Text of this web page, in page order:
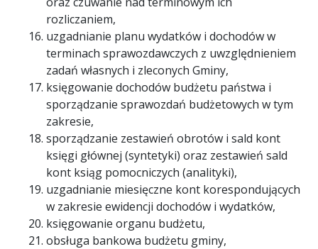
rozliczaniem,
uzgadnianie planu wydatków i dochodów w
terminach sprawozdawczych z uwzględnieniem
zadań własnych i zleconych Gminy,
księgowanie dochodów budżetu państwa i
sporządzanie sprawozdań budżetowych w tym
zakresie,
sporządzanie zestawień obrotów i sald kont
księgi głównej (syntetyki) oraz zestawień sald
kont ksiąg pomocniczych (analityki),
uzgadnianie miesięczne kont korespondujących
w zakresie ewidencji dochodów i wydatków,
księgowanie organu budżetu,
obsługa bankowa budżetu gminy,